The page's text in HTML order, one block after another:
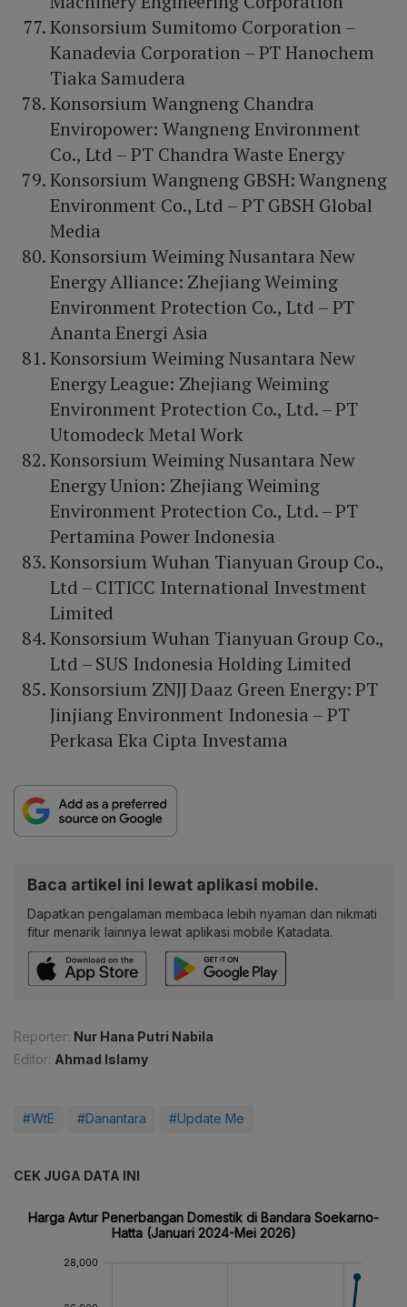
Konsorsium Sumitomo Corporation –
Kanadevia Corporation – PT Hanochem
Tiaka Samudera
Konsorsium Wangneng Chandra
Enviropower: Wangneng Environment
Co., Ltd – PT Chandra Waste Energy
Konsorsium Wangneng GBSH: Wangneng
Environment Co., Ltd – PT GBSH Global
Media
Konsorsium Weiming Nusantara New
Energy Alliance: Zhejiang Weiming
Environment Protection Co., Ltd – PT
Ananta Energi Asia
Konsorsium Weiming Nusantara New
Energy League: Zhejiang Weiming
Environment Protection Co., Ltd. – PT
Utomodeck Metal Work
Konsorsium Weiming Nusantara New
Energy Union: Zhejiang Weiming
Environment Protection Co., Ltd. – PT
Pertamina Power Indonesia
Konsorsium Wuhan Tianyuan Group Co.,
Ltd – CITICC International Investment
Limited
Konsorsium Wuhan Tianyuan Group Co.,
Ltd – SUS Indonesia Holding Limited
Konsorsium ZNJJ Daaz Green Energy: PT
Jinjiang Environment Indonesia – PT
Perkasa Eka Cipta Investama
Baca artikel ini lewat aplikasi mobile.
Dapatkan pengalaman membaca lebih nyaman dan nikmati
fitur menarik lainnya lewat aplikasi mobile Katadata.
Reporter: Nur Hana Putri Nabila
Editor: Ahmad Islamy
#WtE #Danantara #Update Me
CEK JUGA DATA INI